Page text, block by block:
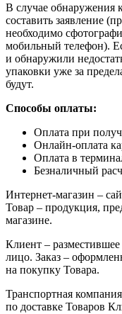
В случае обнаружения
составить заявление
необходимо
мобильный телефон).
и обнаружили
упаковки уже за
будут.
Способы оплаты:
Оплата при
Онлайн-оплата
Оплата в
Безналичный
Интернет-магазин –
Товар – продукция,
магазине.
Клиент –
лицо. Заказ –
на покупку Товара.
Транспортная
по доставке Товаров